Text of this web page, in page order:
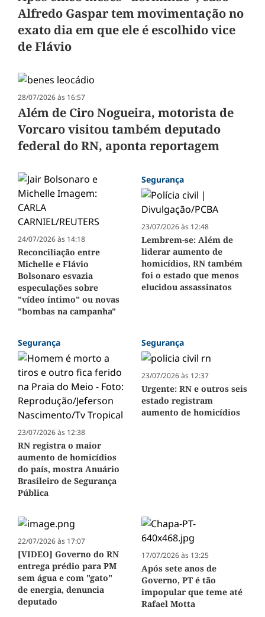
Alfredo Gaspar tem movimentação no
exato dia em que ele é escolhido vice
de Flávio
28/07/2026 às 16:57
Além de Ciro Nogueira, motorista de
Vorcaro visitou também deputado
federal do RN, aponta reportagem
24/07/2026 às 14:18
Reconciliação entre
Michelle e Flávio
Bolsonaro esvazia
especulações sobre
"vídeo íntimo" ou novas
"bombas na campanha"
Segurança
23/07/2026 às 12:48
Lembrem-se: Além de
liderar aumento de
homicídios, RN também
foi o estado que menos
elucidou assassinatos
Segurança
23/07/2026 às 12:38
RN registra o maior
aumento de homicídios
do país, mostra Anuário
Brasileiro de Segurança
Pública
Segurança
23/07/2026 às 12:37
Urgente: RN e outros seis
estado registram
aumento de homicídios
22/07/2026 às 17:07
[VIDEO] Governo do RN
entrega prédio para PM
sem água e com "gato"
de energia, denuncia
deputado
17/07/2026 às 13:25
Após sete anos de
Governo, PT é tão
impopular que teme até
Rafael Motta